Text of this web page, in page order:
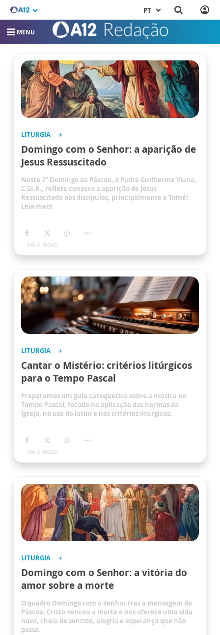
PT
MENU
LITURGIA
Domingo com o Senhor: a aparição de
Jesus Ressuscitado
Neste 2° Domingo da Páscoa, o Padre Guilherme Viana,
C.Ss.R., reflete conosco a aparição de Jesus
Ressuscitado aos discípulos, principalmente a Tomé!
Leia mais!
HÁ 3 MESES
LITURGIA
Cantar o Mistério: critérios litúrgicos
para o Tempo Pascal
Preparamos um guia catequético sobre a música no
Tempo Pascal, focado na aplicação das normas da
Igreja, no uso do latim e nos critérios litúrgicos.
HÁ 3 MESES
LITURGIA
Domingo com o Senhor: a vitória do
amor sobre a morte
O quadro Domingo com o Senhor traz a mensagem da
Páscoa: Cristo venceu a morte e nos oferece uma vida
nova, cheia de sentido, alegria e esperança que não
passa.